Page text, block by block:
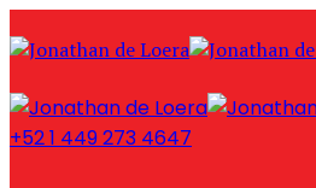
+52 1 449 273 4647